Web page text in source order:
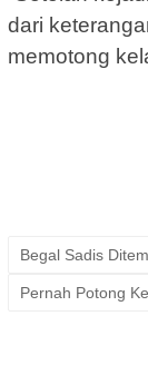
dari
memotong
Begal Sadis
Pernah Potong